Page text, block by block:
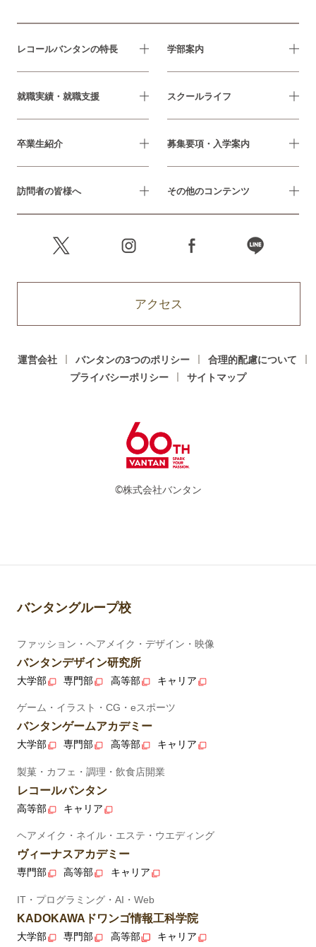
レコールバンタンの特長 学部案内
就職実績・就職支援 スクールライフ
卒業生紹介 募集要項・入学案内
訪問者の皆様へ その他のコンテンツ
アクセス
運営会社 バンタンの3つのポリシー
合理的配慮について
プライバシーポリシー
サイトマップ
©株式会社バンタン
バンタングループ校
ファッション・ヘアメイク・デザイン・映像
バンタンデザイン研究所
大学部 専門部 高等部 キャリア
ゲーム・イラスト・CG・eスポーツ
バンタンゲームアカデミー
大学部 専門部 高等部 キャリア
製菓・カフェ・調理・飲食店開業
レコールバンタン
高等部 キャリア
ヘアメイク・ネイル・エステ・ウエディング
ヴィーナスアカデミー
専門部 高等部 キャリア
IT・プログラミング・AI・Web
KADOKAWAドワンゴ情報工科学院
大学部 専門部 高等部 キャリア